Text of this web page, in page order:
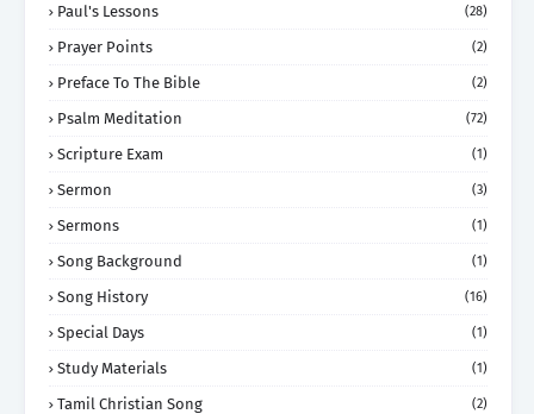
Paul's Lessons (28)
Prayer Points (2)
Preface To The Bible (2)
Psalm Meditation (72)
Scripture Exam (1)
Sermon (3)
Sermons (1)
Song Background (1)
Song History (16)
Special Days (1)
Study Materials (1)
Tamil Christian Song (2)